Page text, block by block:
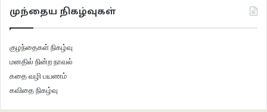
வதைகளுக்கு ஆளாகி மடிந்தார்கள்.
முந்தைய நிகழ்வுகள்
குழந்தைகள் நிகழ்வு
மனதில் நின்ற நாவல்
கதை வழி பயணம்
கவிதை நிகழ்வு